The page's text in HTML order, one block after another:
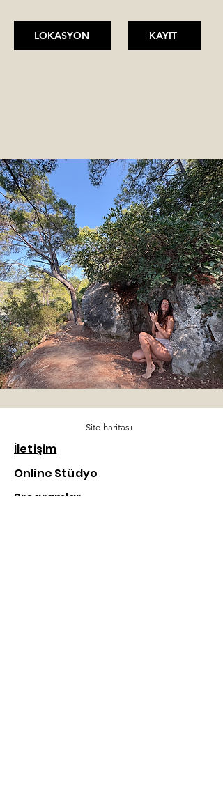
LOKASYON KAYIT
Site haritası
İletişim
Online Stüdyo
Programlar